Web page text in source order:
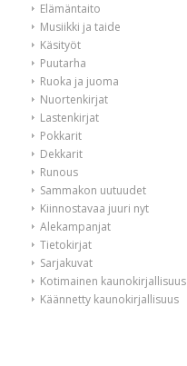
Elämäntaito
Musiikki ja taide
Käsityöt
Puutarha
Ruoka ja juoma
Nuortenkirjat
Lastenkirjat
Pokkarit
Dekkarit
Runous
Sammakon uutuudet
Kiinnostavaa juuri nyt
Alekampanjat
Tietokirjat
Sarjakuvat
Kotimainen kaunokirjallisuus
Käännetty kaunokirjallisuus